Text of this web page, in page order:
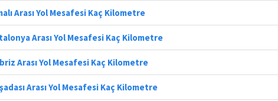
Arası Yol Mesafesi Kaç Kilometre
Arası Yol Mesafesi Kaç Kilometre
Arası Yol Mesafesi Kaç Kilometre
Arası Yol Mesafesi Kaç Kilometre